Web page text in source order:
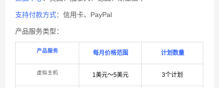
支持付款方式：信用卡、PayPal
产品服务类型：
产品服务 每月价格范围 计划数量
虚拟主机 1美元～5美元 3个计划